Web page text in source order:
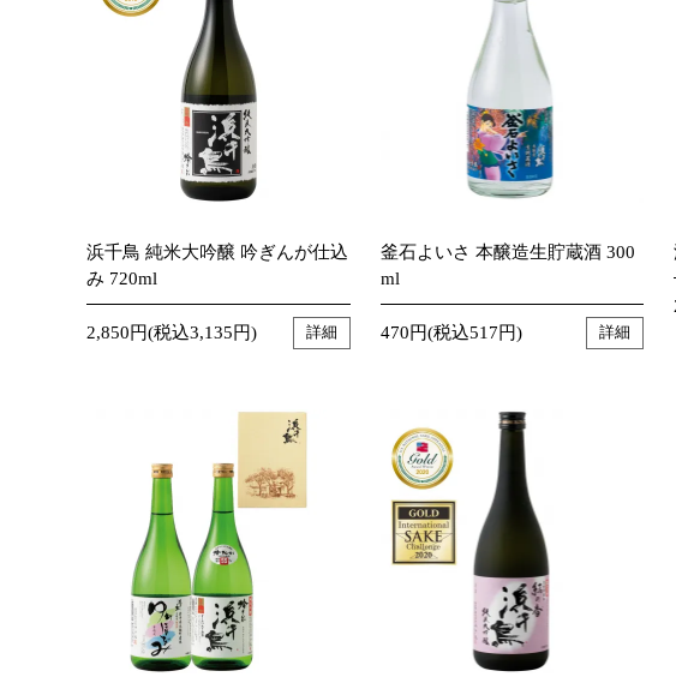
浜千鳥 純米大吟醸 吟ぎんが仕込
み 720ml
2,850円(税込3,135円) 詳細
釜石よいさ 本醸造生貯蔵酒 300
ml
470円(税込517円) 詳細